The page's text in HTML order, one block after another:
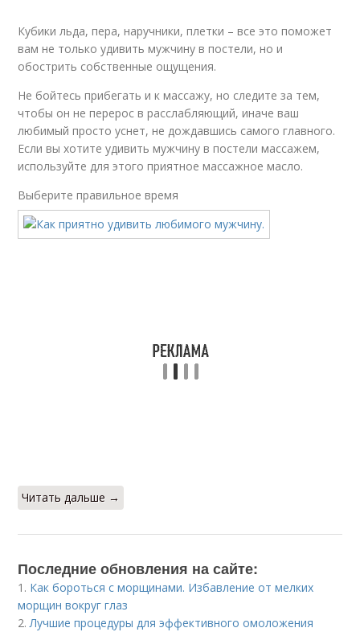
Кубики льда, пера, наручники, плетки – все это поможет
вам не только удивить мужчину в постели, но и
обострить собственные ощущения.
Не бойтесь прибегать и к массажу, но следите за тем,
чтобы он не перерос в расслабляющий, иначе ваш
любимый просто уснет, не дождавшись самого главного.
Если вы хотите удивить мужчину в постели массажем,
используйте для этого приятное массажное масло.
Выберите правильное время
Читать дальше →
Последние обновления на сайте:
1. Как бороться с морщинами. Избавление от мелких
морщин вокруг глаз
2.Лучшие процедуры для эффективного омоложения